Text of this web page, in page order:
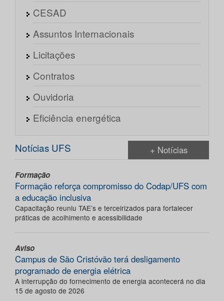
CESAD
Assuntos Internacionais
Licitações
Contratos
Ouvidoria
Eficiência energética
Notícias UFS + Notícias
Formação
Formação reforça compromisso do Codap/UFS com
a educação inclusiva
Capacitação reuniu TAE’s e terceirizados para fortalecer
práticas de acolhimento e acessibilidade
Aviso
Campus de São Cristóvão terá desligamento
programado de energia elétrica
A interrupção do fornecimento de energia acontecerá no dia
15 de agosto de 2026